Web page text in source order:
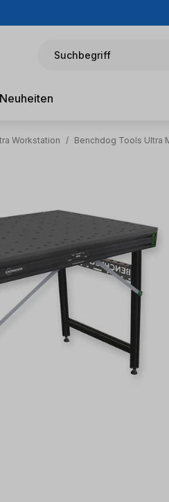
Suchbegriff
Neuheiten
Workstation / Benchdog Tools Ultra